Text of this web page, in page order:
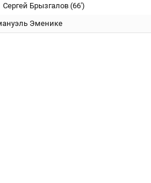
Сергей Брызгалов (66')
Эменике